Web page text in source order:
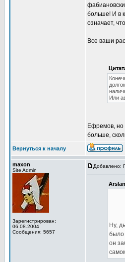
больше! И в
означает,
Все ваши
Или
Ефремов, но
больше,
Вернуться к началу
maxon
Site Admin
Зарегистрирован:
06.08.2004
Сообщения: 5657
Добавлено:
Ну,
было
он